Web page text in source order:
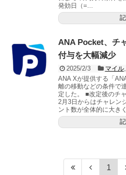
発効日（=...
ANA Pocket、チ
付与を大幅減少
2025/2/3 マイル,
ANA Xが提供する「
離の移動などの条件で
定した。 ■改定後のチ
2月3日からはチャレン
ント数が全体的に大き
1